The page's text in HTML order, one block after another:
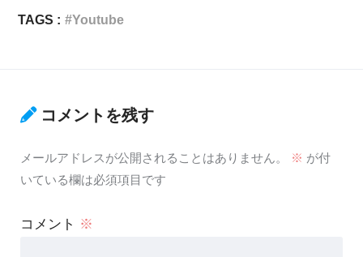
TAGS : Youtube
コメントを残す
メールアドレスが公開されることはありません。 ※ が付
いている欄は必須項目です
コメント ※